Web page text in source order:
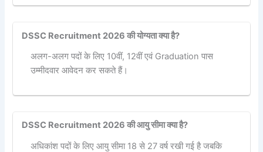
DSSC Recruitment 2026 की योग्यता क्या है?
अलग-अलग पदों के लिए 10वीं, 12वीं एवं Graduation पास
उम्मीदवार आवेदन कर सकते हैं।
DSSC Recruitment 2026 की आयु सीमा क्या है?
अधिकांश पदों के लिए आयु सीमा 18 से 27 वर्ष रखी गई है जबकि